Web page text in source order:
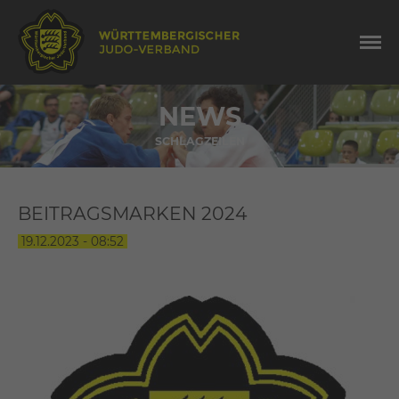
NEWS
SCHLAGZEILEN
BEITRAGSMARKEN 2024
19.12.2023 - 08:52